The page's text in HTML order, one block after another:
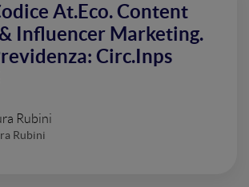
At.Eco. Content
Influencer Marketing.
Circ.Inps
Rubini
Rubini